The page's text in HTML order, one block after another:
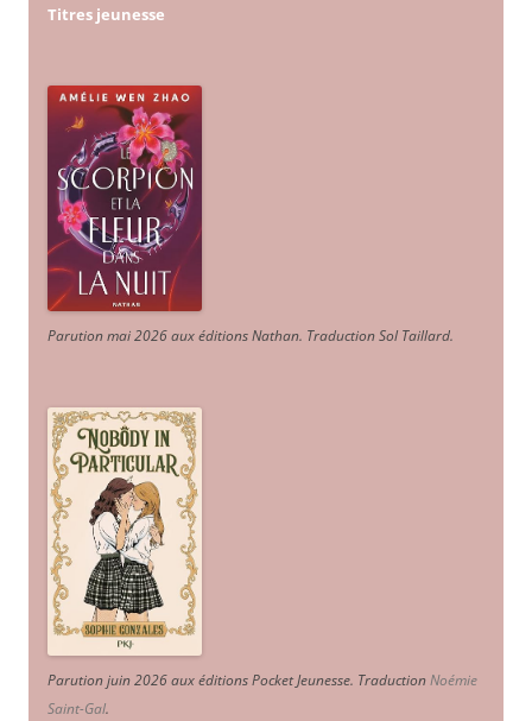
Titres jeunesse
Parution mai 2026 aux éditions Nathan. Traduction Sol Taillard.
Parution juin 2026 aux éditions Pocket Jeunesse. TraductionNoémie
Saint-Gal.